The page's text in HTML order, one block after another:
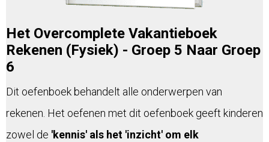
Het Overcomplete Vakantieboek
Rekenen (Fysiek) - Groep 5 Naar Groep
6
Dit oefenboek behandelt alle onderwerpen van
rekenen. Het oefenen met dit oefenboek geeft kinderen
zowel de 'kennis' als het 'inzicht' om elk